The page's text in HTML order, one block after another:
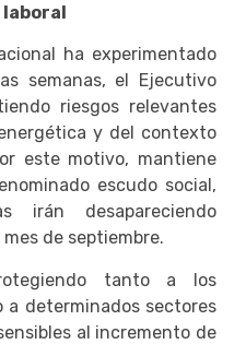
laboral
ha experimentado
semanas, el Ejecutivo
riesgos relevantes
y del contexto
este motivo, mantiene
escudo social,
irán desapareciendo
de septiembre.
tanto a los
a determinados sectores
al incremento de